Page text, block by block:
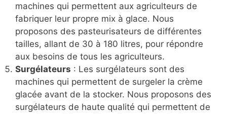
machines qui permettent aux agriculteurs de
fabriquer leur propre mix à glace. Nous
proposons des pasteurisateurs de différentes
tailles, allant de 30 à 180 litres, pour répondre
aux besoins de tous les agriculteurs.
Surgélateurs : Les surgélateurs sont des
machines qui permettent de surgeler la crème
glacée avant de la stocker. Nous proposons des
surgélateurs de haute qualité qui permettent de